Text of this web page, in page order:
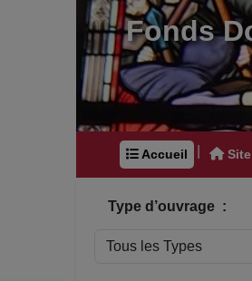
Fonds
Accueil Site
Type d’ouvrage :